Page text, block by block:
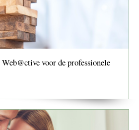
voor de professionele